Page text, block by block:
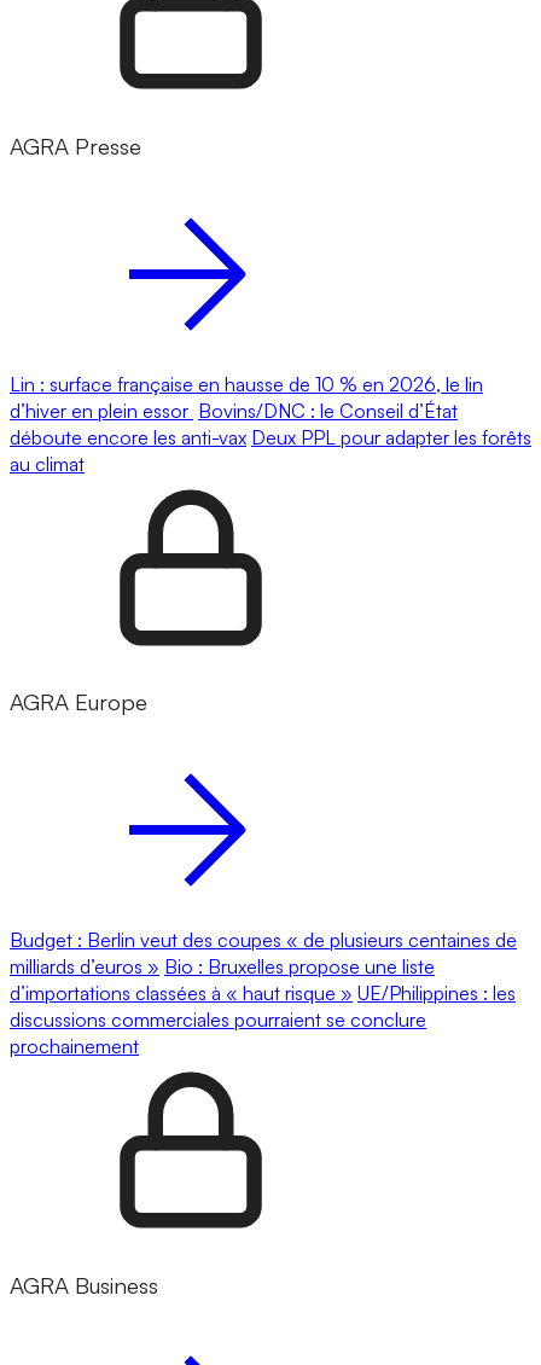
AGRA Presse
Lin : surface française en hausse de 10 % en 2026, le lin
d’hiver en plein essor Bovins/DNC : le Conseil d’État
déboute encore les anti-vax Deux PPL pour adapter les forêts
au climat
AGRA Europe
Budget : Berlin veut des coupes « de plusieurs centaines de
milliards d’euros » Bio : Bruxelles propose une liste
d’importations classées à « haut risque » UE/Philippines : les
discussions commerciales pourraient se conclure
prochainement
AGRA Business